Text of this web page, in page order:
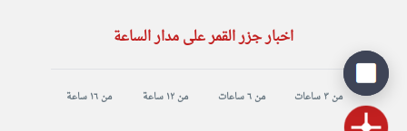
اخبار جزر القمر على مدار الساعة
من ٣ ساعات من ٦ ساعات من ١٢ ساعة من ١٦ ساعة